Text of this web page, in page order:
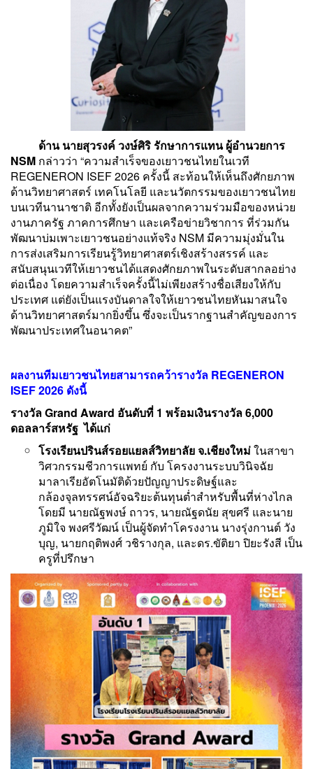
ด้าน นายสุวรงค์ วงษ์ศิริ รักษาการแทน ผู้อำนวยการ
NSM กล่าวว่า “ความสำเร็จของเยาวชนไทยในเวที
REGENERON ISEF 2026 ครั้งนี้ สะท้อนให้เห็นถึงศักยภาพ
ด้านวิทยาศาสตร์ เทคโนโลยี และนวัตกรรมของเยาวชนไทย
บนเวทีนานาชาติ อีกทั้งยังเป็นผลจากความร่วมมือของหน่วย
งานภาครัฐ ภาคการศึกษา และเครือข่ายวิชาการ ที่ร่วมกัน
พัฒนาบ่มเพาะเยาวชนอย่างแท้จริง NSM มีความมุ่งมั่นใน
การส่งเสริมการเรียนรู้วิทยาศาสตร์เชิงสร้างสรรค์ และ
สนับสนุนเวทีให้เยาวชนได้แสดงศักยภาพในระดับสากลอย่าง
ต่อเนื่อง โดยความสำเร็จครั้งนี้ไม่เพียงสร้างชื่อเสียงให้กับ
ประเทศ แต่ยังเป็นแรงบันดาลใจให้เยาวชนไทยหันมาสนใจ
ด้านวิทยาศาสตร์มากยิ่งขึ้น ซึ่งจะเป็นรากฐานสำคัญของการ
พัฒนาประเทศในอนาคต”
ผลงานทีมเยาวชนไทยสามารถคว้ารางวัล REGENERON
ISEF 2026 ดังนี้
รางวัลGrand Award อันดับที่ 1 พร้อมเงินรางวัล 6,000
ดอลลาร์สหรัฐ ได้แก่
โรงเรียนปรินส์รอยแยลส์วิทยาลัย จ.เชียงใหม่ในสาขา
วิศวกรรมชีวการแพทย์ กับ โครงงานระบบวินิจฉัย
มาลาเรียอัตโนมัติด้วยปัญญาประดิษฐ์และ
กล้องจุลทรรศน์อัจฉริยะต้นทุนต่ำสำหรับพื้นที่ห่างไกล
โดยมี นายณัฐพงษ์ ถาวร, นายณัฐดนัย สุขศรี และนาย
ภูมิใจ พงศรีวัฒน์ เป็นผู้จัดทำโครงงาน นางรุ่งกานต์ วัง
บุญ, นายกฤติพงศ์ วชิรางกุล, และดร.ขัติยา ปิยะรังสี เป็น
ครูที่ปรึกษา